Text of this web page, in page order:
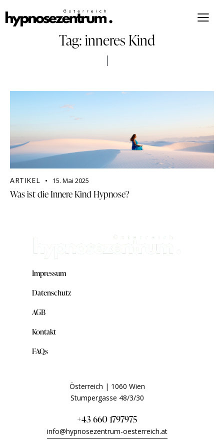
Tag: inneres Kind
ARTIKEL 15. Mai 2025
Was ist die Innere Kind Hypnose?
Impressum
Datenschutz
AGB
Kontakt
FAQs
Österreich | 1060 Wien
Stumpergasse 48/3/30
+43 660 1797975
info@hypnosezentrum-oesterreich.at